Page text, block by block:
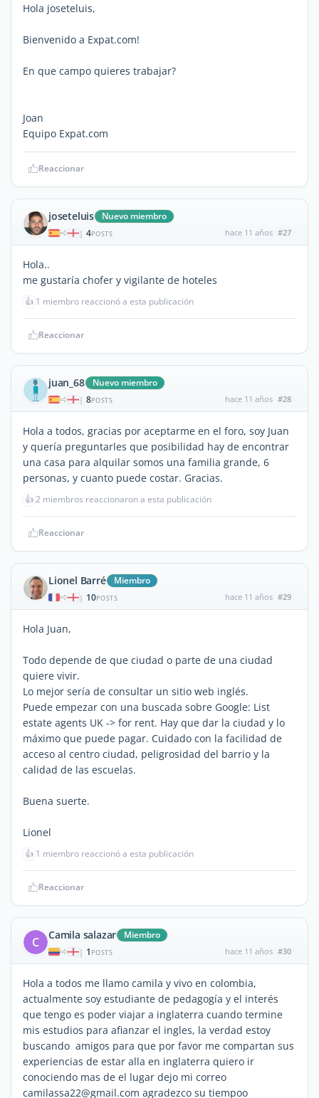
Hola joseteluis,
Bienvenido a Expat.com!
En que campo quieres trabajar?
Joan
Equipo Expat.com
Reaccionar
joseteluis Nuevo miembro
| 4POSTS hace 11 años #27
Hola..
me gustaría chofer y vigilante de hoteles
👍 1 miembro reaccionó a esta publicación
Reaccionar
juan_68 Nuevo miembro
| 8POSTS hace 11 años #28
Hola a todos, gracias por aceptarme en el foro, soy Juan
y quería preguntarles que posibilidad hay de encontrar
una casa para alquilar somos una familia grande, 6
personas, y cuanto puede costar. Gracias.
👍2 miembros reaccionaron a esta publicación
Reaccionar
Lionel Barré Miembro
| 10POSTS hace 11 años #29
Hola Juan,
Todo depende de que ciudad o parte de una ciudad
quiere vivir.
Lo mejor sería de consultar un sitio web inglés.
Puede empezar con una buscada sobre Google: List
estate agents UK -> for rent. Hay que dar la ciudad y lo
máximo que puede pagar. Cuidado con la facilidad de
acceso al centro ciudad, peligrosidad del barrio y la
calidad de las escuelas.
Buena suerte.
Lionel
👍 1 miembro reaccionó a esta publicación
Reaccionar
C Camila salazar Miembro
| 1 POSTS hace 11 años #30
Hola a todos me llamo camila y vivo en colombia,
actualmente soy estudiante de pedagogía y el interés
que tengo es poder viajar a inglaterra cuando termine
mis estudios para afianzar el ingles, la verdad estoy
buscando amigos para que por favor me compartan sus
experiencias de estar alla en inglaterra quiero ir
conociendo mas de el lugar dejo mi correo
camilassa22@gmail.com agradezco su tiempoo